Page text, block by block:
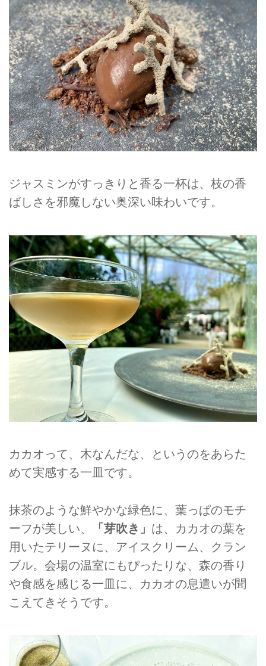
ジャスミンがすっきりと香る一杯は、枝の香
ばしさを邪魔しない奥深い味わいです。
カカオって、木なんだな、というのをあらた
めて実感する一皿です。
抹茶のような鮮やかな緑色に、葉っぱのモチ
ーフが美しい、
「芽吹き」 は、カカオの葉を
用いたテリーヌに、アイスクリーム、クラン
ブル。会場の温室にもぴったりな、森の香り
や食感を感じる一皿に、カカオの息遣いが聞
こえてきそうです。